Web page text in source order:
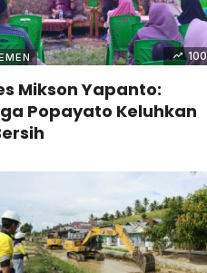
100
Mikson Yapanto:
Popayato Keluhkan